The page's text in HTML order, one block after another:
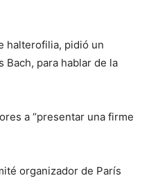
halterofilia, pidió un
para hablar de la
a “presentar una firme
organizador de París